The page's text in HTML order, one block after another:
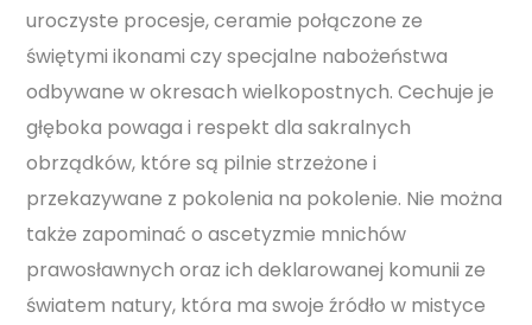
uroczyste procesje, ceramie połączone ze
świętymi ikonami czy specjalne nabożeństwa
odbywane w okresach wielkopostnych. Cechuje je
głęboka powaga i respekt dla sakralnych
obrządków, które są pilnie strzeżone i
przekazywane z pokolenia na pokolenie. Nie można
także zapominać o ascetyzmie mnichów
prawosławnych oraz ich deklarowanej komunii ze
światem natury, która ma swoje źródło w mistyce